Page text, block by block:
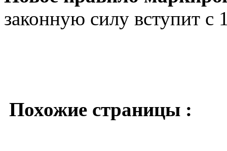
законную силу вступит с
Похожие страницы :